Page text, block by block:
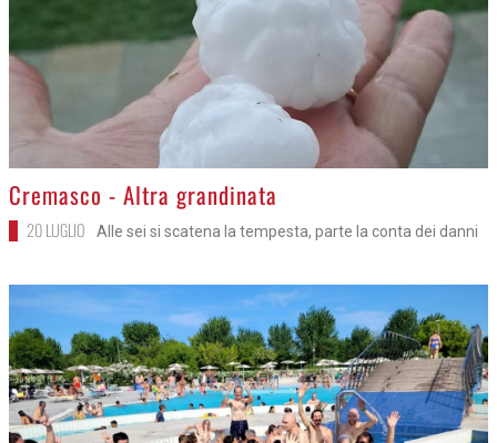
>
Cremasco - Altra grandinata
20 LUGLIO Alle sei si scatena la tempesta, parte la conta dei danni